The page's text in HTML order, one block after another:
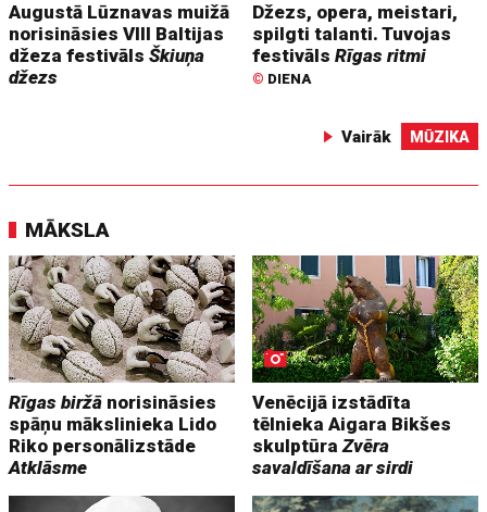
Augustā Lūznavas muižā
norisināsies VIII Baltijas
džeza festivālsŠkiuņa
džezs
Džezs, opera, meistari,
spilgti talanti. Tuvojas
festivālsRīgas ritmi
© DIENA
Vairāk MŪZIKA
MĀKSLA
Rīgas biržā norisināsies
spāņu mākslinieka Lido
Riko personālizstāde
Atklāsme
Venēcijā izstādīta
tēlnieka Aigara Bikšes
skulptūraZvēra
savaldīšana ar sirdi